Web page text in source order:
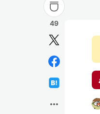
49
more_horiz